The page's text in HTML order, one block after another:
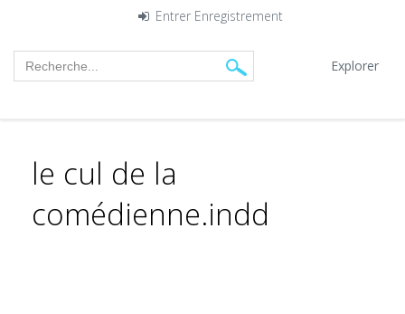
Entrer Enregistrement
Explorer
le cul de la
comédienne.indd